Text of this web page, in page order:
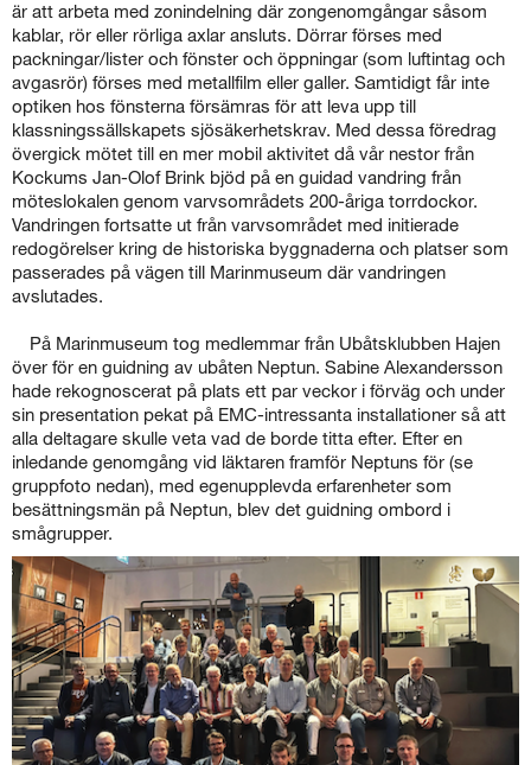
är att arbeta med zonindelning där zongenomgångar såsom
kablar, rör eller rörliga axlar ansluts. Dörrar förses med
packningar/lister och fönster och öppningar (som luftintag och
avgasrör) förses med metallfilm eller galler. Samtidigt får inte
optiken hos fönsterna försämras för att leva upp till
klassningssällskapets sjösäkerhetskrav. Med dessa föredrag
övergick mötet till en mer mobil aktivitet då vår nestor från
Kockums Jan-Olof Brink bjöd på en guidad vandring från
möteslokalen genom varvsområdets 200-åriga torrdockor.
Vandringen fortsatte ut från varvsområdet med initierade
redogörelser kring de historiska byggnaderna och platser som
passerades på vägen till Marinmuseum där vandringen
avslutades.
På Marinmuseum tog medlemmar från Ubåtsklubben Hajen
över för en guidning av ubåten Neptun. Sabine Alexandersson
hade rekognoscerat på plats ett par veckor i förväg och under
sin presentation pekat på EMC-intressanta installationer så att
alla deltagare skulle veta vad de borde titta efter. Efter en
inledande genomgång vid läktaren framför Neptuns för (se
gruppfoto nedan), med egenupplevda erfarenheter som
besättningsmän på Neptun, blev det guidning ombord i
smågrupper.